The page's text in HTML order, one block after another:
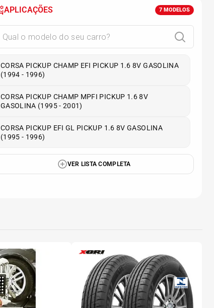
APLICAÇÕES 7 MODELOS
CORSA PICKUP CHAMP EFI PICKUP 1.6 8V GASOLINA
(1994 - 1996)
CORSA PICKUP CHAMP MPFI PICKUP 1.6 8V
GASOLINA (1995 - 2001)
CORSA PICKUP EFI GL PICKUP 1.6 8V GASOLINA
(1995 - 1996)
VER LISTA COMPLETA